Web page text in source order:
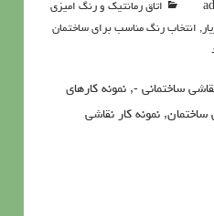
اتاق رمانتیک و رنگ امیزی
, انتخاب رنگ مناسب برای ساختمان
ساختمانی -, نمونه کارهای
ساختمان, نمونه کار نقاشی